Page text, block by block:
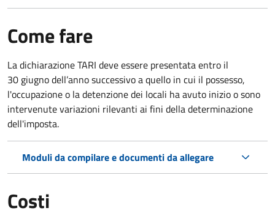
Come fare
La dichiarazione TARI deve essere presentata entro il
30 giugnodell’anno successivo a quello in cui il possesso,
l'occupazione o la detenzione dei locali ha avuto inizio o sono
intervenute variazioni rilevanti ai fini della determinazione
dell'imposta.
Moduli da compilare e documenti da allegare
Costi